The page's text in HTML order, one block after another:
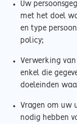
Uw
met het doel
en type
policy;
Verwerking
enkel die
doeleinden
Vragen om uw
nodig hebben